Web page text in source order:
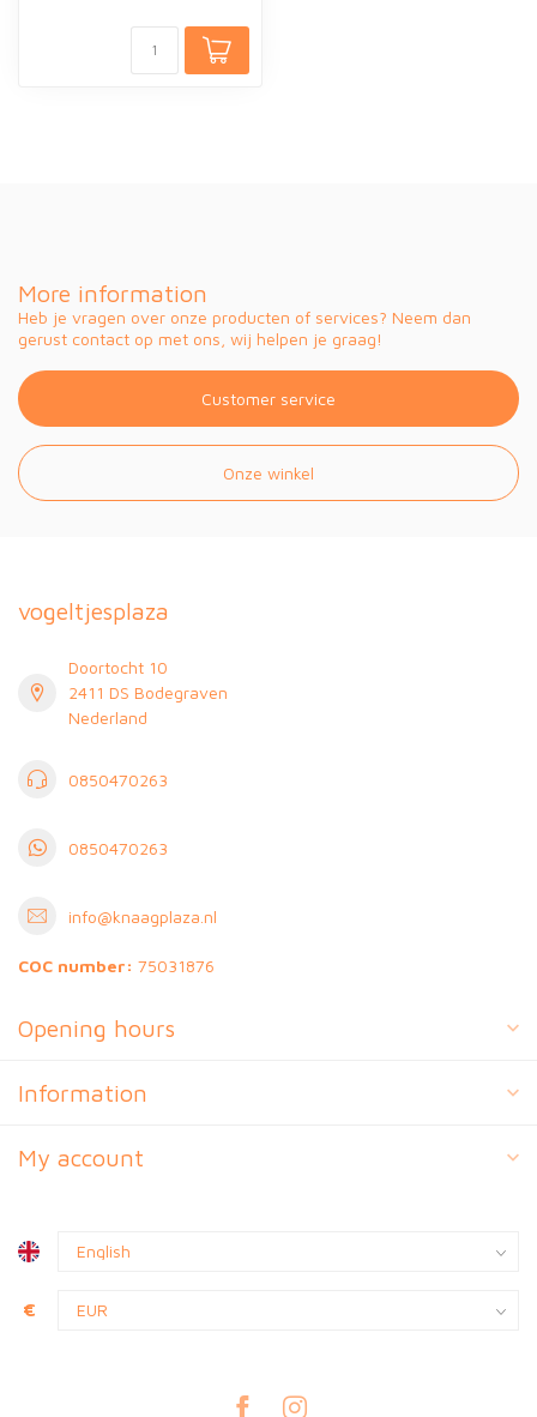
More information
Heb je vragen over onze producten of services? Neem dan
gerust contact op met ons, wij helpen je graag!
Customer service
Onze winkel
vogeltjesplaza
Doortocht 10
2411 DS Bodegraven
Nederland
0850470263
0850470263
info@knaagplaza.nl
COC number: 75031876
Opening hours
Information
My account
€